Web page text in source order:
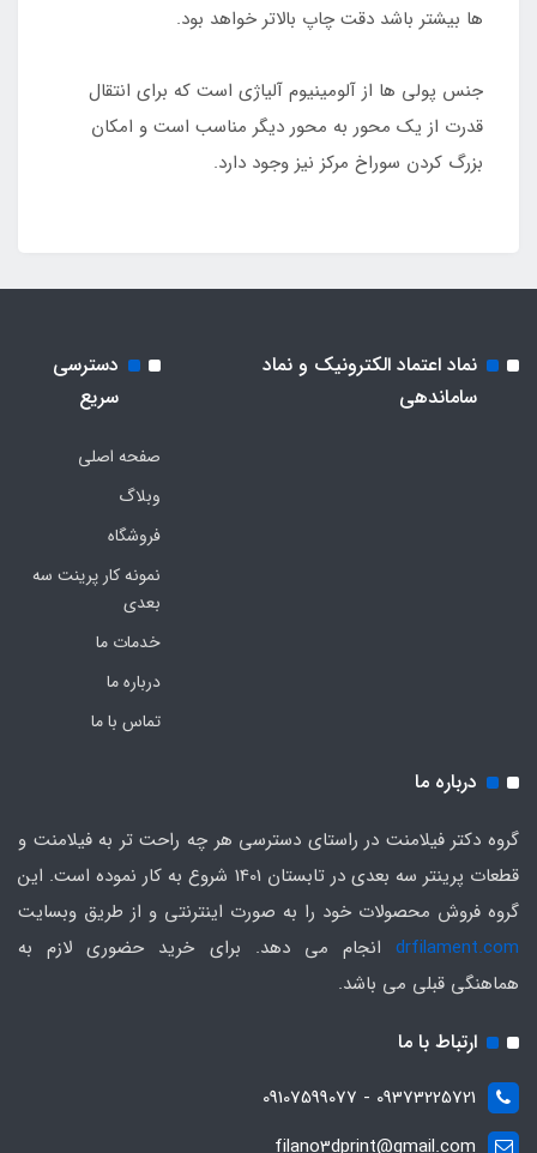
ها بیشتر باشد دقت چاپ بالاتر خواهد بود.
جنس پولی ها از آلومینیوم آلیاژی است که برای انتقال
قدرت از یک محور به محور دیگر مناسب است و امکان
بزرگ کردن سوراخ مرکز نیز وجود دارد.
نماد اعتماد الکترونیک و نماد
ساماندهی
دسترسی
سریع
صفحه اصلی
وبلاگ
فروشگاه
نمونه کار پرینت سه
بعدی
خدمات ما
درباره ما
تماس با ما
درباره ما
گروه دکتر فیلامنت در راستای دسترسی هر چه راحت تر به فیلامنت و
قطعات پرینتر سه بعدی در تابستان 1401 شروع به کار نموده است. این
گروه فروش محصولات خود را به صورت اینترنتی و از طریق وبسایت
drfilament.com انجام می دهد. برای خرید حضوری لازم به
هماهنگی قبلی می باشد.
ارتباط با ما
09373225721 - 09107599077
filano3dprint@gmail.com